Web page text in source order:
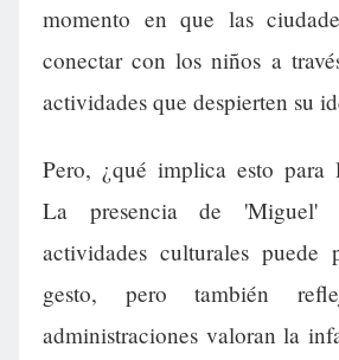
momento en que las
conectar con los niños a
actividades que despierten su
Pero, ¿qué implica esto para
La presencia de 'Miguel'
actividades culturales puede
gesto, pero también
administraciones valoran la